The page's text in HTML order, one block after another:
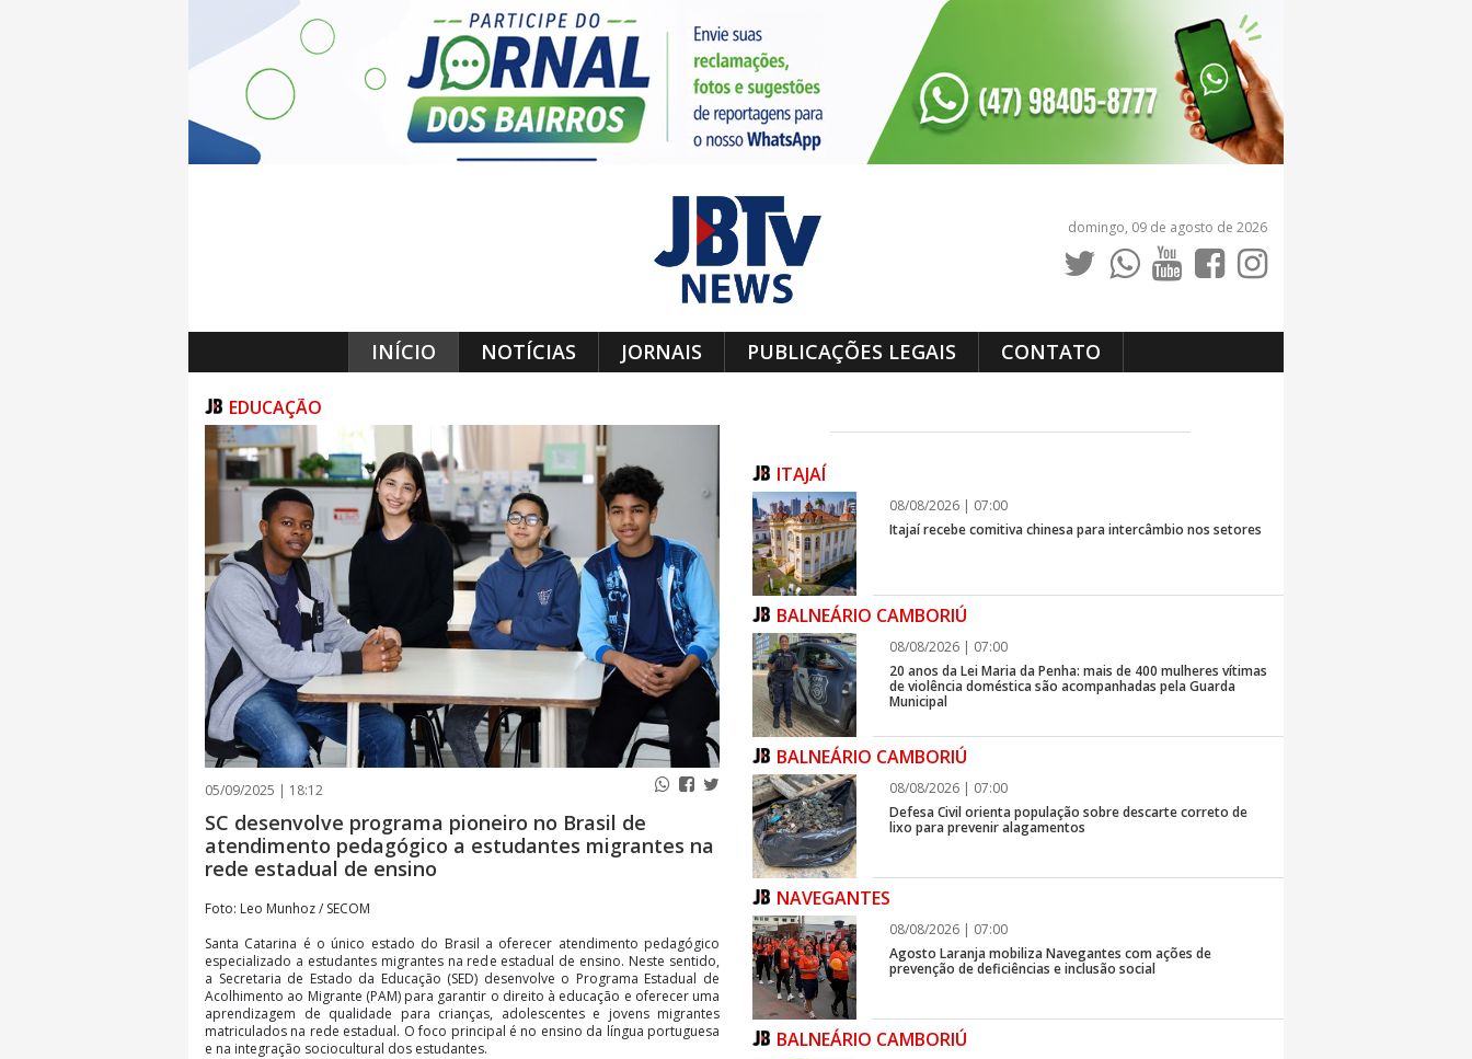
domingo, 09 de agosto de 2026
INÍCIO NOTÍCIAS JORNAIS PUBLICAÇÕES LEGAIS CONTATO
EDUCAÇÃO
05/09/2025 | 18:12
SC desenvolve programa pioneiro no Brasil de
atendimento pedagógico a estudantes migrantes na
rede estadual de ensino
Foto: Leo Munhoz / SECOM
Santa Catarina é o único estado do Brasil a oferecer atendimento pedagógico
especializado a estudantes migrantes na rede estadual de ensino. Neste sentido,
a Secretaria de Estado da Educação (SED) desenvolve o Programa Estadual de
Acolhimento ao Migrante (PAM) para garantir o direito à educação e oferecer uma
aprendizagem de qualidade para crianças, adolescentes e jovens migrantes
matriculados na rede estadual. O foco principal é no ensino da língua portuguesa
e na integração sociocultural dos estudantes.
ITAJAÍ
08/08/2026 | 07:00
Itajaí recebe comitiva chinesa para intercâmbio nos setores
BALNEÁRIO CAMBORIÚ
08/08/2026 | 07:00
20 anos da Lei Maria da Penha: mais de 400 mulheres vítimas
de violência doméstica são acompanhadas pela Guarda
Municipal
BALNEÁRIO CAMBORIÚ
08/08/2026 | 07:00
Defesa Civil orienta população sobre descarte correto de
lixo para prevenir alagamentos
NAVEGANTES
08/08/2026 | 07:00
Agosto Laranja mobiliza Navegantes com ações de
prevenção de deficiências e inclusão social
BALNEÁRIO CAMBORIÚ